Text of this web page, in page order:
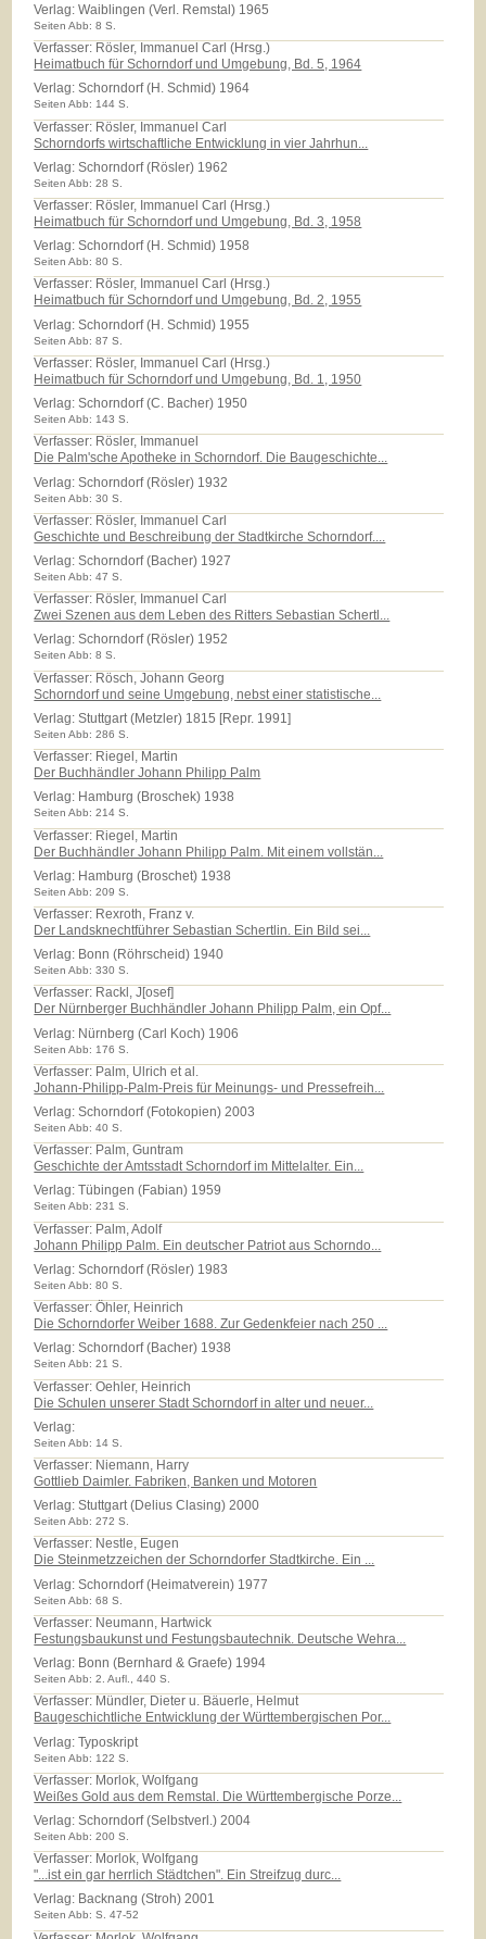
Verlag:Waiblingen (Verl. Remstal) 1965
Seiten Abb: 8 S.
Verfasser: Rösler, Immanuel Carl (Hrsg.)
Heimatbuch für Schorndorf und Umgebung, Bd. 5, 1964
Verlag:Schorndorf (H. Schmid) 1964
Seiten Abb: 144 S.
Verfasser: Rösler, Immanuel Carl
Schorndorfs wirtschaftliche Entwicklung in vier Jahrhun...
Verlag:Schorndorf (Rösler) 1962
Seiten Abb: 28 S.
Verfasser: Rösler, Immanuel Carl (Hrsg.)
Heimatbuch für Schorndorf und Umgebung, Bd. 3, 1958
Verlag:Schorndorf (H. Schmid) 1958
Seiten Abb: 80 S.
Verfasser: Rösler, Immanuel Carl (Hrsg.)
Heimatbuch für Schorndorf und Umgebung, Bd. 2, 1955
Verlag:Schorndorf (H. Schmid) 1955
Seiten Abb: 87 S.
Verfasser: Rösler, Immanuel Carl (Hrsg.)
Heimatbuch für Schorndorf und Umgebung, Bd. 1, 1950
Verlag:Schorndorf (C. Bacher) 1950
Seiten Abb: 143 S.
Verfasser: Rösler, Immanuel
Die Palm'sche Apotheke in Schorndorf. Die Baugeschichte...
Verlag:Schorndorf (Rösler) 1932
Seiten Abb: 30 S.
Verfasser: Rösler, Immanuel Carl
Geschichte und Beschreibung der Stadtkirche Schorndorf....
Verlag:Schorndorf (Bacher) 1927
Seiten Abb: 47 S.
Verfasser: Rösler, Immanuel Carl
Zwei Szenen aus dem Leben des Ritters Sebastian Schertl...
Verlag:Schorndorf (Rösler) 1952
Seiten Abb: 8 S.
Verfasser: Rösch, Johann Georg
Schorndorf und seine Umgebung, nebst einer statistische...
Verlag:Stuttgart (Metzler) 1815 [Repr. 1991]
Seiten Abb: 286 S.
Verfasser: Riegel, Martin
Der Buchhändler Johann Philipp Palm
Verlag: Hamburg (Broschek) 1938
Seiten Abb: 214 S.
Verfasser: Riegel, Martin
Der Buchhändler Johann Philipp Palm. Mit einem vollstän...
Verlag: Hamburg (Broschet) 1938
Seiten Abb: 209 S.
Verfasser: Rexroth, Franz v.
Der Landsknechtführer Sebastian Schertlin. Ein Bild sei...
Verlag: Bonn (Röhrscheid) 1940
Seiten Abb: 330 S.
Verfasser: Rackl, J[osef]
Der Nürnberger Buchhändler Johann Philipp Palm, ein Opf...
Verlag: Nürnberg (Carl Koch) 1906
Seiten Abb: 176 S.
Verfasser: Palm, Ulrich et al.
Johann-Philipp-Palm-Preis für Meinungs- und Pressefreih...
Verlag:Schorndorf (Fotokopien) 2003
Seiten Abb: 40 S.
Verfasser: Palm, Guntram
Geschichte der Amtsstadt Schorndorf im Mittelalter. Ein...
Verlag:Tübingen (Fabian) 1959
Seiten Abb: 231 S.
Verfasser: Palm, Adolf
Johann Philipp Palm. Ein deutscher Patriot aus Schorndo...
Verlag:Schorndorf (Rösler) 1983
Seiten Abb: 80 S.
Verfasser: Öhler, Heinrich
Die Schorndorfer Weiber 1688. Zur Gedenkfeier nach 250 ...
Verlag:Schorndorf (Bacher) 1938
Seiten Abb: 21 S.
Verfasser: Oehler, Heinrich
Die Schulen unserer Stadt Schorndorf in alter und neuer...
Verlag:
Seiten Abb: 14 S.
Verfasser: Niemann, Harry
Gottlieb Daimler. Fabriken, Banken und Motoren
Verlag:Stuttgart (Delius Clasing) 2000
Seiten Abb: 272 S.
Verfasser: Nestle, Eugen
Die Steinmetzzeichen der Schorndorfer Stadtkirche. Ein ...
Verlag:Schorndorf (Heimatverein) 1977
Seiten Abb: 68 S.
Verfasser: Neumann, Hartwick
Festungsbaukunst und Festungsbautechnik. Deutsche Wehra...
Verlag: Bonn (Bernhard & Graefe) 1994
Seiten Abb: 2. Aufl., 440 S.
Verfasser: Mündler, Dieter u. Bäuerle, Helmut
Baugeschichtliche Entwicklung der Württembergischen Por...
Verlag:Typoskript
Seiten Abb: 122 S.
Verfasser: Morlok, Wolfgang
Weißes Gold aus dem Remstal. Die Württembergische Porze...
Verlag:Schorndorf (Selbstverl.) 2004
Seiten Abb: 200 S.
Verfasser: Morlok, Wolfgang
"...ist ein gar herrlich Städtchen". Ein Streifzug durc...
Verlag: Backnang (Stroh) 2001
Seiten Abb: S. 47-52